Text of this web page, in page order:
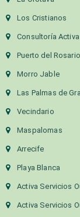
Los Cristianos
Consultoría Activa
Puerto del Rosario
Morro Jable
Las Palmas de
Vecindario
Maspalomas
Arrecife
Playa Blanca
Activa Servicios
Activa Servicios